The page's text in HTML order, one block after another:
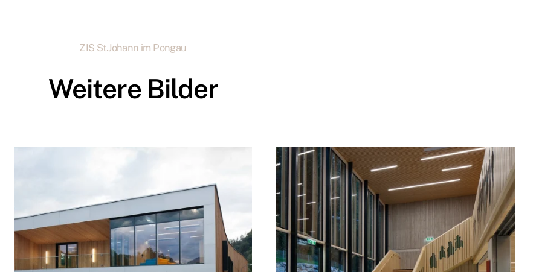
ZIS St.Johann im Pongau
Weitere Bilder
zoom + zoom +